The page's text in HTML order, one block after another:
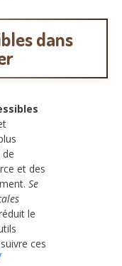
dans
et des
Se
le
ces